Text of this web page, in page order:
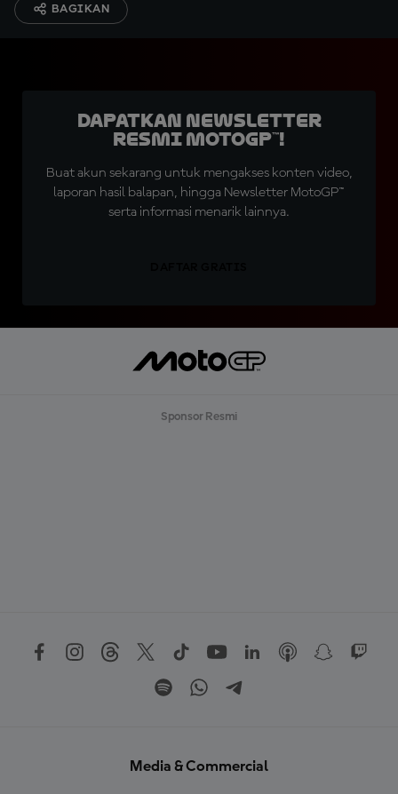
BAGIKAN
Dapatkan Newsletter
Resmi MotoGP™!
Buat akun sekarang untuk mengakses konten video,
laporan hasil balapan, hingga Newsletter MotoGP™
serta informasi menarik lainnya.
Sponsor Resmi
Media & Commercial